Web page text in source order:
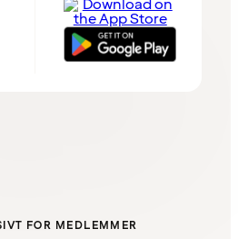
FOR MEDLEMMER